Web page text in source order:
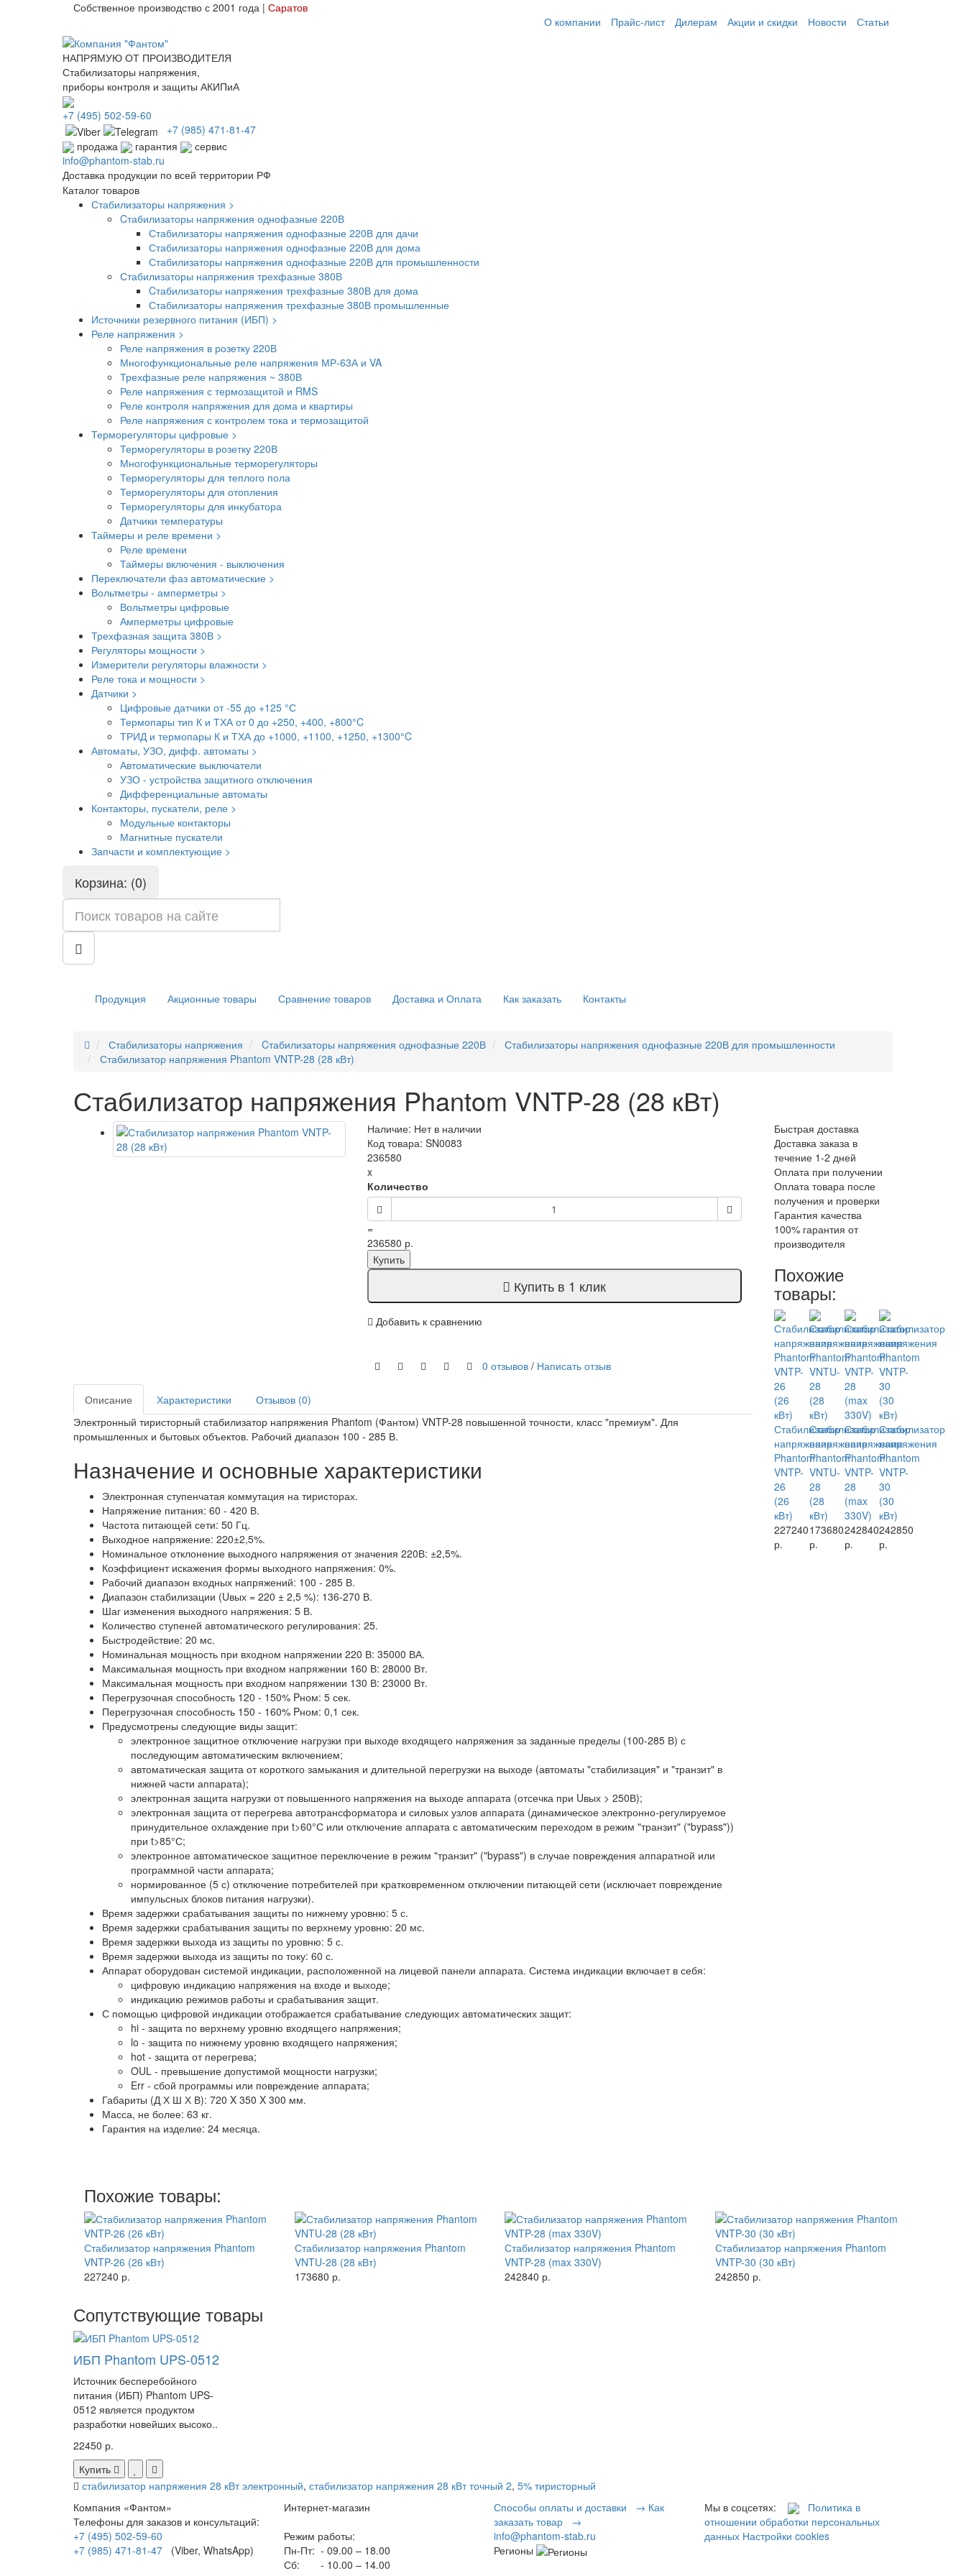
Собственное производство с 2001 года | Саратов
О компании
Прайс-лист Дилерам Акции и скидки Новости Статьи
НАПРЯМУЮ ОТ ПРОИЗВОДИТЕЛЯ
Стабилизаторы напряжения,
приборы контроля и защиты АКИПиА
+7 (495) 502-59-60
+7 (985) 471-81-47
продажа
гарантия
сервис
info@phantom-stab.ru
Доставка продукции по всей территории РФ
Каталог товаров
Стабилизаторы напряжения >
Cтабилизаторы напряжения однофазные 220В
Стабилизаторы напряжения однофазные 220В для дачи
Стабилизаторы напряжения однофазные 220В для дома
Стабилизаторы напряжения однофазные 220В для промышленности
Стабилизаторы напряжения трехфазные 380В
Cтабилизаторы напряжения трехфазные 380В для дома
Стабилизаторы напряжения трехфазные 380В промышленные
Источники резервного питания (ИБП) >
Реле напряжения >
Реле напряжения в розетку 220В
Многофункциональные реле напряжения МР-63А и VA
Трехфазные реле напряжения ~ 380В
Реле напряжения с термозащитой и RMS
Реле контроля напряжения для дома и квартиры
Реле напряжения с контролем тока и термозащитой
Терморегуляторы цифровые >
Терморегуляторы в розетку 220В
Многофункциональные терморегуляторы
Терморегуляторы для теплого пола
Терморегуляторы для отопления
Терморегуляторы для инкубатора
Датчики температуры
Таймеры и реле времени >
Реле времени
Таймеры включения - выключения
Переключатели фаз автоматические >
Вольтметры - амперметры >
Вольтметры цифровые
Амперметры цифровые
Трехфазная защита 380В >
Регуляторы мощности >
Измерители регуляторы влажности >
Реле тока и мощности >
Датчики >
Цифровые датчики от -55 до +125 °С
Термопары тип К и ТХА от 0 до +250, +400, +800°C
ТРИД и термопары К и ТХА до +1000, +1100, +1250, +1300°C
Автоматы, УЗО, дифф. автоматы >
Автоматические выключатели
УЗО - устройства защитного отключения
Дифференциальные автоматы
Контакторы, пускатели, реле >
Модульные контакторы
Магнитные пускатели
Запчасти и комплектующие >
Корзина: (0)
Продукция Акционные товары Сравнение товаров Доставка и Оплата Как заказать Контакты
Стабилизаторы напряжения Cтабилизаторы напряжения однофазные 220В
Стабилизаторы напряжения однофазные 220В для промышленности
Стабилизатор напряжения Phantom VNTP-28 (28 кВт)
Стабилизатор напряжения Phantom VNTP-28 (28 кВт)
Наличие: Нет в наличии
Код товара: SN0083
236580
x
Количество
=
236580 р.
Купить
Купить в 1 клик
Добавить к сравнению
0 отзывов/ Написать отзыв
Описание Характеристики
Отзывов (0)
Электронный тиристорный стабилизатор напряжения Phantom (Фантом) VNTP-28 повышенной точности, класс "премиум". Для
промышленных и бытовых объектов. Рабочий диапазон 100 - 285 В.
Назначение и основные характеристики
Электронная ступенчатая коммутация на тиристорах.
Напряжение питания: 60 - 420 В.
Частота питающей сети: 50 Гц.
Выходное напряжение: 220±2,5%.
Номинальное отклонение выходного напряжения от значения 220В: ±2,5%.
Коэффициент искажения формы выходного напряжения: 0%.
Рабочий диапазон входных напряжений: 100 - 285 В.
Диапазон стабилизации (Uвых = 220 ± 2,5 %): 136-270 В.
Шаг изменения выходного напряжения: 5 В.
Количество ступеней автоматического регулирования: 25.
Быстродействие: 20 мс.
Номинальная мощность при входном напряжении 220 В: 35000 ВА.
Максимальная мощность при входном напряжении 160 В: 28000 Вт.
Максимальная мощность при входном напряжении 130 В: 23000 Вт.
Перегрузочная способность 120 - 150% Pном: 5 сек.
Перегрузочная способность 150 - 160% Pном: 0,1 сек.
Предусмотрены следующие виды защит:
электронное защитное отключение нагрузки при выходе входящего напряжения за заданные пределы (100-285 В) с
последующим автоматическим включением;
автоматическая защита от короткого замыкания и длительной перегрузки на выходе (автоматы "стабилизация" и "транзит" в
нижней части аппарата);
электронная защита нагрузки от повышенного напряжения на выходе аппарата (отсечка при Uвых > 250В);
электронная защита от перегрева автотрансформатора и силовых узлов аппарата (динамическое электронно-регулируемое
принудительное охлаждение при t>60°С или отключение аппарата с автоматическим переходом в режим "транзит" ("bypass"))
при t>85°С;
электронное автоматическое защитное переключение в режим "транзит" ("bypass") в случае повреждения аппаратной или
программной части аппарата;
нормированное (5 с) отключение потребителей при кратковременном отключении питающей сети (исключает повреждение
импульсных блоков питания нагрузки).
Время задержки срабатывания защиты по нижнему уровню: 5 с.
Время задержки срабатывания защиты по верхнему уровню: 20 мс.
Время задержки выхода из защиты по уровню: 5 с.
Время задержки выхода из защиты по току: 60 с.
Аппарат оборудован системой индикации, расположенной на лицевой панели аппарата. Система индикации включает в себя:
цифровую индикацию напряжения на входе и выходе;
индикацию режимов работы и срабатывания защит.
С помощью цифровой индикации отображается срабатывание следующих автоматических защит:
hi - защита по верхнему уровню входящего напряжения;
lo - защита по нижнему уровню входящего напряжения;
hot - защита от перегрева;
OUL - превышение допустимой мощности нагрузки;
Err - сбой программы или повреждение аппарата;
Габариты (Д Х Ш Х В): 720 X 350 X 300 мм.
Масса, не более: 63 кг.
Гарантия на изделие: 24 месяца.
Похожие товары:
Стабилизатор напряжения Phantom
VNTP-26 (26 кВт)
227240 р.
Стабилизатор напряжения Phantom
VNTU-28 (28 кВт)
173680 р.
Стабилизатор напряжения Phantom
VNTP-28 (max 330V)
242840 р.
Стабилизатор напряжения Phantom
VNTP-30 (30 кВт)
242850 р.
Сопутствующие товары
ИБП Phantom UPS-0512
Источник бесперебойного
питания (ИБП) Phantom UPS-
0512 является продуктом
разработки новейших высоко..
22450 р.
Купить
стабилизатор напряжения 28 кВт электронный, стабилизатор напряжения 28 кВт точный 2, 5% тиристорный
Быстрая доставка
Доставка заказа в
течение 1-2 дней
Оплата при получении
Оплата товара после
получения и проверки
Гарантия качества
100% гарантия от
производителя
Похожие
товары:
Стабилизатор
напряжения
Phantom
VNTP-
26
(26
кВт)
227240
р.
Стабилизатор
напряжения
Phantom
VNTU-
28
(28
кВт)
173680
р.
Стабилизатор
напряжения
Phantom
VNTP-
28
(max
330V)
242840
р.
Стабилизатор
напряжения
Phantom
VNTP-
30
(30
кВт)
242850
р.
Компания «Фантом»
Телефоны для заказов и консультаций:
+7 (495) 502-59-60
+7 (985) 471-81-47 (Viber, WhatsApp)
Интернет-магазин
Режим работы:
Пн-Пт: - 09.00 – 18.00
Сб:
- 10.00 – 14.00
Способы оплаты и доставки → Как
заказать товар →
info@phantom-stab.ru
Регионы
Мы в соцсетях:
Политика в
отношении обработки персональных
данных Настройки cookies